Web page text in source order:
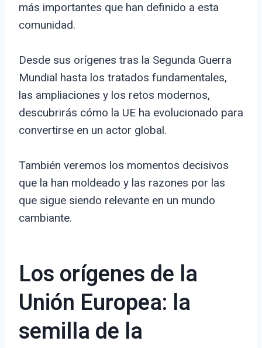
más importantes que han definido a esta
comunidad.
Desde sus orígenes tras la Segunda Guerra
Mundial hasta los tratados fundamentales,
las ampliaciones y los retos modernos,
descubrirás cómo la UE ha evolucionado para
convertirse en un actor global.
También veremos los momentos decisivos
que la han moldeado y las razones por las
que sigue siendo relevante en un mundo
cambiante.
Los orígenes de la
Unión Europea: la
semilla de la